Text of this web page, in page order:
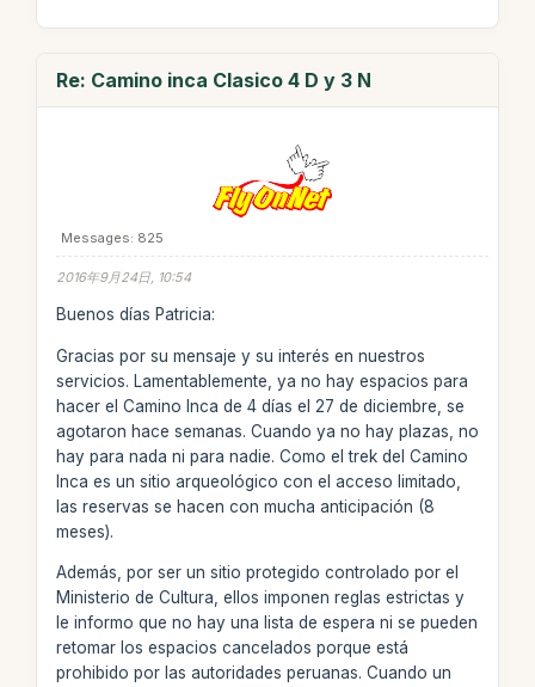
Re: Camino inca Clasico 4 D y 3 N
Messages: 825
2016年9月24日, 10:54
Buenos días Patricia:
Gracias por su mensaje y su interés en nuestros
servicios. Lamentablemente, ya no hay espacios para
hacer el Camino Inca de 4 días el 27 de diciembre, se
agotaron hace semanas. Cuando ya no hay plazas, no
hay para nada ni para nadie. Como el trek del Camino
Inca es un sitio arqueológico con el acceso limitado,
las reservas se hacen con mucha anticipación (8
meses).
Además, por ser un sitio protegido controlado por el
Ministerio de Cultura, ellos imponen reglas estrictas y
le informo que no hay una lista de espera ni se pueden
retomar los espacios cancelados porque está
prohibido por las autoridades peruanas. Cuando un